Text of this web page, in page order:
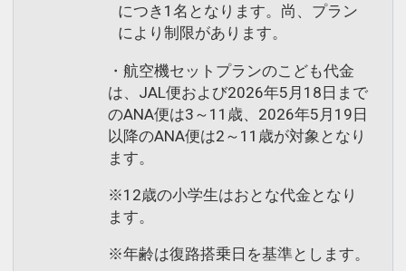
につき1名となります。尚、プラン
により制限があります。
・航空機セットプランのこども代金
は、JAL便および2026年5月18日まで
のANA便は3～11歳、2026年5月19日
以降のANA便は2～11歳が対象となり
ます。
※12歳の小学生はおとな代金となり
ます。
※年齢は復路搭乗日を基準とします。